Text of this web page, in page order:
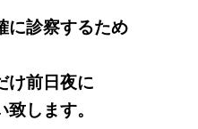
に診察するため
け前日夜に
します。